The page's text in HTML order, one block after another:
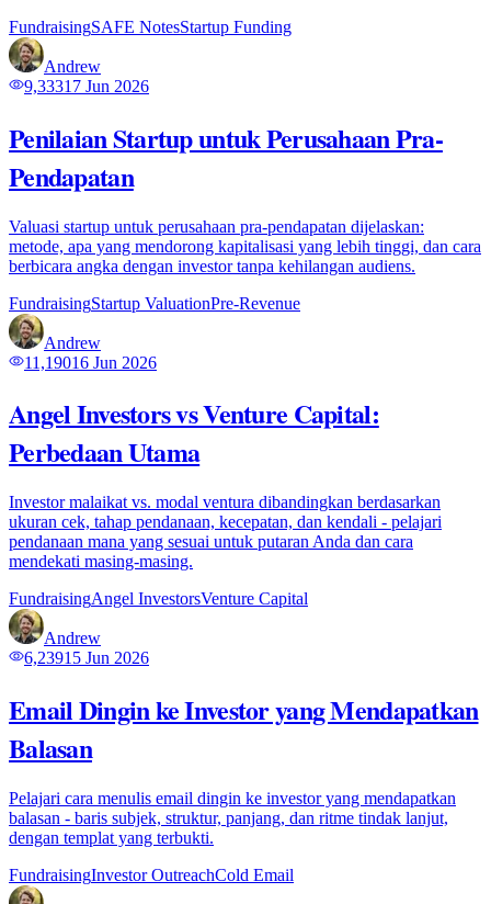
FundraisingSAFE NotesStartup Funding
Andrew
9,33317 Jun 2026
Penilaian Startup untuk Perusahaan Pra-
Pendapatan
Valuasi startup untuk perusahaan pra-pendapatan dijelaskan:
metode, apa yang mendorong kapitalisasi yang lebih tinggi, dan cara
berbicara angka dengan investor tanpa kehilangan audiens.
FundraisingStartup ValuationPre-Revenue
Andrew
11,19016 Jun 2026
Angel Investors vs Venture Capital:
Perbedaan Utama
Investor malaikat vs. modal ventura dibandingkan berdasarkan
ukuran cek, tahap pendanaan, kecepatan, dan kendali - pelajari
pendanaan mana yang sesuai untuk putaran Anda dan cara
mendekati masing-masing.
FundraisingAngel InvestorsVenture Capital
Andrew
6,23915 Jun 2026
Email Dingin ke Investor yang Mendapatkan
Balasan
Pelajari cara menulis email dingin ke investor yang mendapatkan
balasan - baris subjek, struktur, panjang, dan ritme tindak lanjut,
dengan templat yang terbukti.
FundraisingInvestor OutreachCold Email